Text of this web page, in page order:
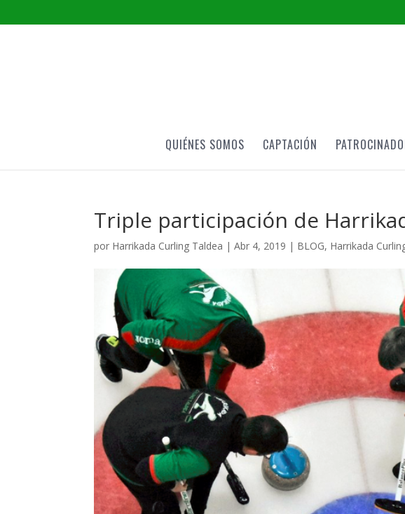
QUIÉNES SOMOS CAPTACIÓN
Triple participación de
por Harrikada Curling Taldea |Abr 4, 2019 | BLOG, Harrikada